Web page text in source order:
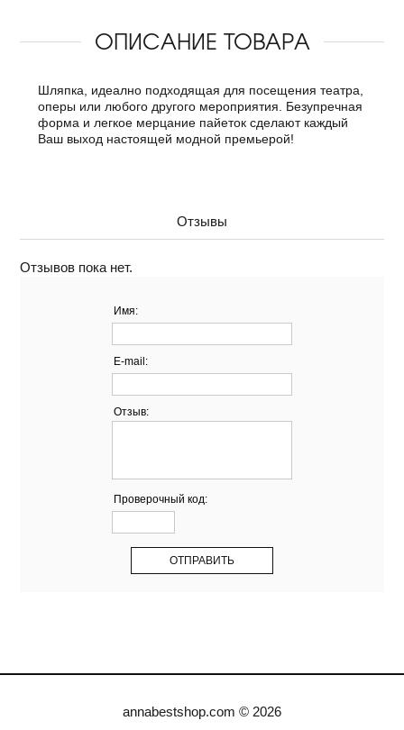
ОПИСАНИЕ ТОВАРА
Шляпка, идеално подходящая для посещения театра,
оперы или любого другого мероприятия. Безупречная
форма и легкое мерцание пайеток сделают каждый
Ваш выход настоящей модной премьерой!
Отзывы
Отзывов пока нет.
Имя:
E-mail:
Отзыв:
Проверочный код:
annabestshop.com © 2026